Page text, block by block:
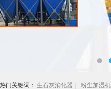
热门关键词： 生石灰消化器 粉尘加湿机